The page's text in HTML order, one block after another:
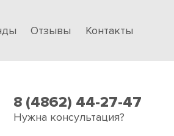
Отзывы Контакты
8 (4862) 44-27-47
Нужна консультация?